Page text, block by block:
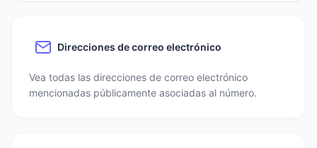
Direcciones de correo electrónico
Vea todas las direcciones de correo electrónico
mencionadas públicamente asociadas al número.